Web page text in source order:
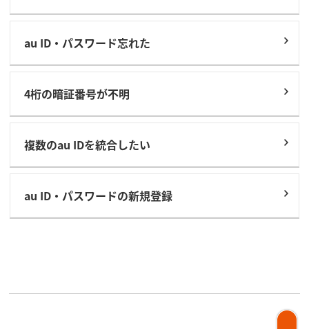
au ID・パスワード忘れた
4桁の暗証番号が不明
複数のau IDを統合したい
au ID・パスワードの新規登録